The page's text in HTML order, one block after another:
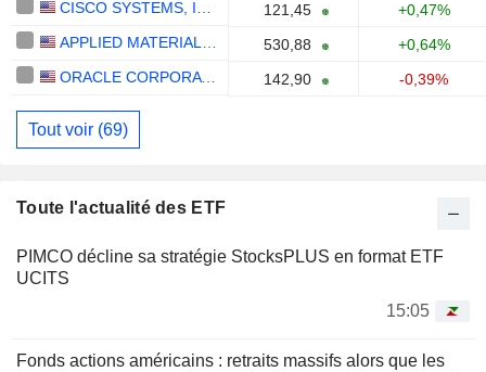
121,45
+0,47%
530,88
+0,64%
ORACLE CORPORATION
142,90 -0,39%
Tout voir (69)
Toute l'actualité des ETF
PIMCO décline sa stratégie StocksPLUS en format ETF
UCITS
15:05
Fonds actions américains : retraits massifs alors que les